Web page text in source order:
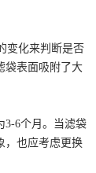
变化来判断是否
袋表面吸附了大
3-6个月。当滤袋
，也应考虑更换